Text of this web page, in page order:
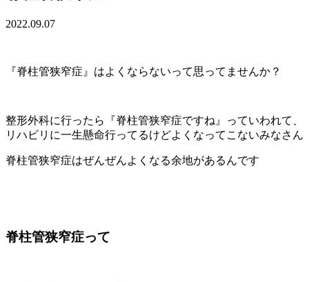
2022.09.07
『脊柱管狭窄症』はよくならないって思ってませんか？
整形外科に行ったら『脊柱管狭窄症ですね』っていわれて、
リハビリに一生懸命行ってるけどよくなってこないみなさん
脊柱管狭窄症はぜんぜんよくなる余地があるんです
脊柱管狭窄症って